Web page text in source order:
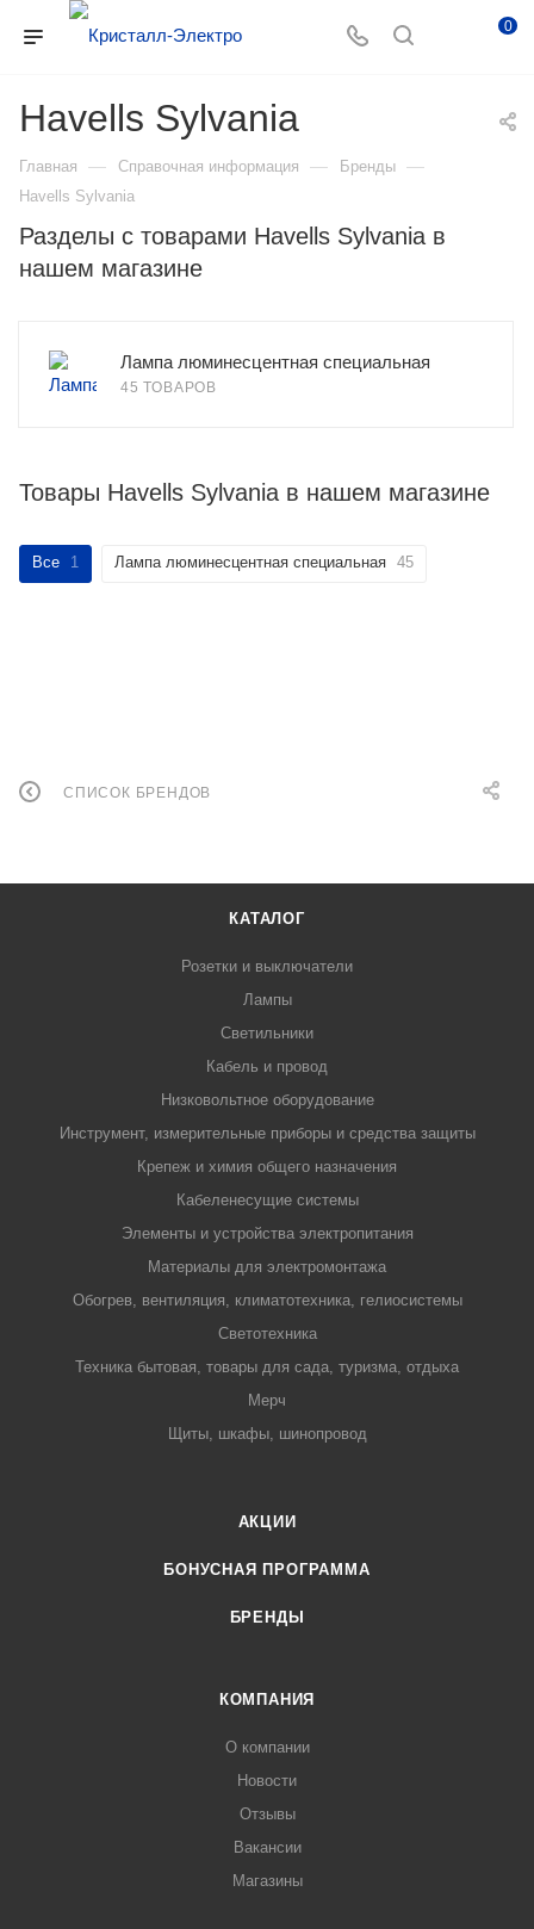
0
Havells Sylvania
Главная — Справочная информация — Бренды —
Havells Sylvania
Разделы с товарами Havells Sylvania в
нашем магазине
Лампа люминесцентная специальная
45 ТОВАРОВ
Товары Havells Sylvania в нашем магазине
Все 1 Лампа люминесцентная специальная 45
СПИСОК БРЕНДОВ
КАТАЛОГ
Розетки и выключатели
Лампы
Светильники
Кабель и провод
Низковольтное оборудование
Инструмент, измерительные приборы и средства защиты
Крепеж и химия общего назначения
Кабеленесущие системы
Элементы и устройства электропитания
Материалы для электромонтажа
Обогрев, вентиляция, климатотехника, гелиосистемы
Светотехника
Техника бытовая, товары для сада, туризма, отдыха
Мерч
Щиты, шкафы, шинопровод
АКЦИИ
БОНУСНАЯ ПРОГРАММА
БРЕНДЫ
КОМПАНИЯ
О компании
Новости
Отзывы
Вакансии
Магазины